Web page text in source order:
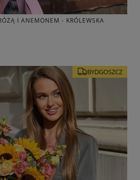
I ANEMONEM - KRÓLEWSKA
BYDGOSZCZ